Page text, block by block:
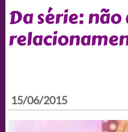
Da série:
15/06/2015